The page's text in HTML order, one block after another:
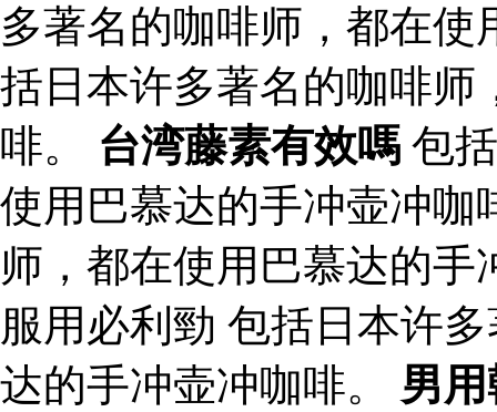
多著名的咖啡师，都在
括日本许多著名的咖啡师
啡。 台湾藤素有效嗎 包
使用巴慕达的手冲壶冲咖
师，都在使用巴慕达的
服用必利勁 包括日本许
达的手冲壶冲咖啡。 男